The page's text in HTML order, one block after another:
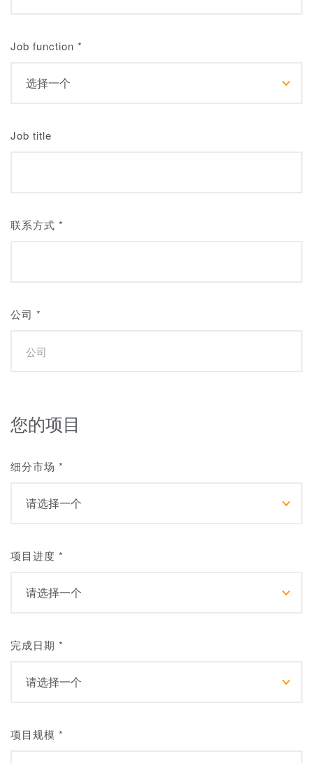
Job function *
Job title
联系方式 *
公司 *
您的项目
细分市场 *
项目进度 *
完成日期 *
项目规模 *